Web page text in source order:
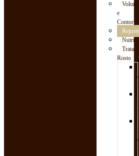
Volume
e
Contorno
Nutrição
Rosto
de
de